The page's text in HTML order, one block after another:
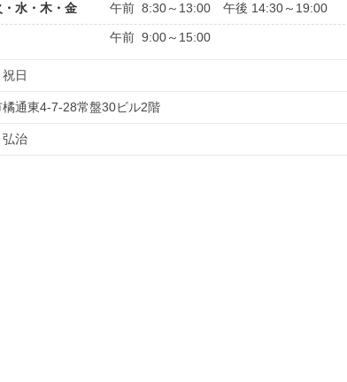
・水・木・金 午前 8:30～13:00 午後 14:30～19:00
午前 9:00～15:00
日
橘通東4-7-28常盤30ビル2階
治